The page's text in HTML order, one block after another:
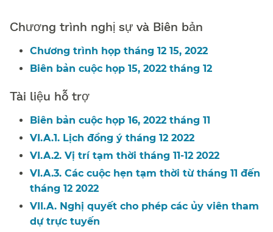
Chương trình nghị sự và Biên bản​​
Chương trình họp tháng 12 15, 2022​​
Biên bản cuộc họp 15, 2022 tháng 12​​
Tài liệu hỗ trợ​​
Biên bản cuộc họp 16, 2022 tháng 11​​
VI.A.1. Lịch đồng ý tháng 12 2022​​
VI.A.2. Vị trí tạm thời tháng 11-12 2022​​
VI.A.3. Các cuộc hẹn tạm thời từ tháng 11 đến
tháng 12 2022​​
VII.A. Nghị quyết cho phép các ủy viên tham
dự trực tuyến​​